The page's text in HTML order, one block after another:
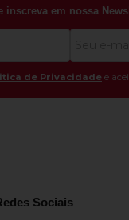
inscreva em nossa
de Privacidade e
Sociais